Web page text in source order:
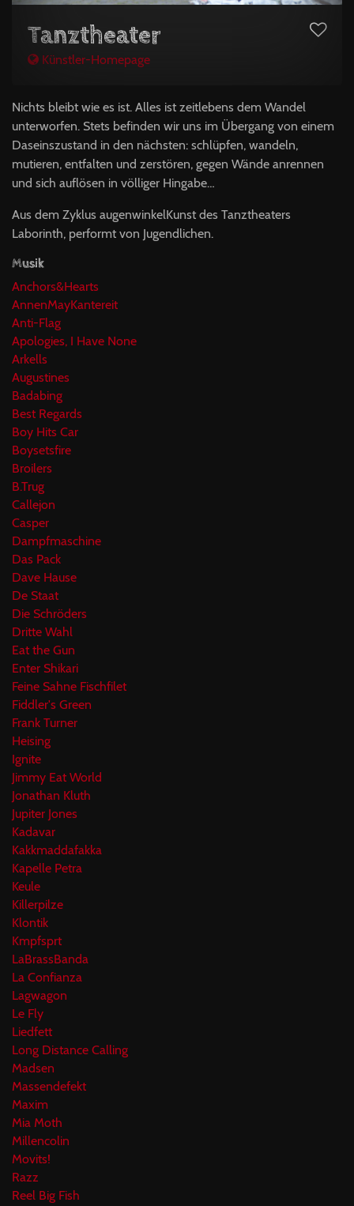
Tanztheater
Künstler-Homepage
Nichts bleibt wie es ist. Alles ist zeitlebens dem Wandel
unterworfen. Stets befinden wir uns im Übergang von einem
Daseinszustand in den nächsten: schlüpfen, wandeln,
mutieren, entfalten und zerstören, gegen Wände anrennen
und sich auflösen in völliger Hingabe…
Aus dem Zyklus augenwinkelKunst des Tanztheaters
Laborinth, performt von Jugendlichen.
Musik
Anchors&Hearts
AnnenMayKantereit
Anti-Flag
Apologies, I Have None
Arkells
Augustines
Badabing
Best Regards
Boy Hits Car
Boysetsfire
Broilers
B.Trug
Callejon
Casper
Dampfmaschine
Das Pack
Dave Hause
De Staat
Die Schröders
Dritte Wahl
Eat the Gun
Enter Shikari
Feine Sahne Fischfilet
Fiddler's Green
Frank Turner
Heising
Ignite
Jimmy Eat World
Jonathan Kluth
Jupiter Jones
Kadavar
Kakkmaddafakka
Kapelle Petra
Keule
Killerpilze
Klontik
Kmpfsprt
LaBrassBanda
La Confianza
Lagwagon
Le Fly
Liedfett
Long Distance Calling
Madsen
Massendefekt
Maxim
Mia Moth
Millencolin
Movits!
Razz
Reel Big Fish